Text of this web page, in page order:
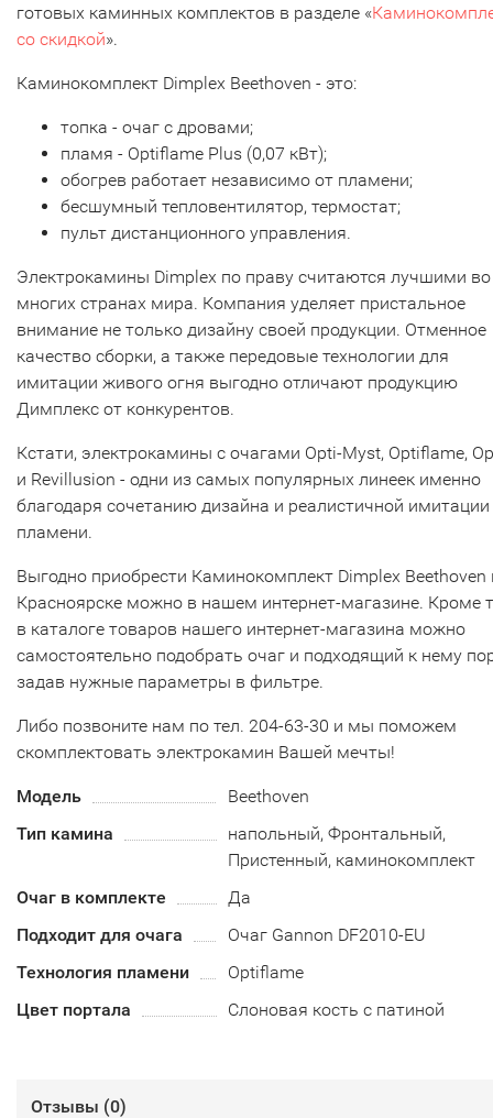
готовых каминных комплектов в разделе «
со скидкой».
Каминокомплект Dimplex Beethoven - это:
топка - очаг с дровами;
пламя - Optiflame Plus (0,07 кВт);
обогрев работает независимо от пламени;
бесшумный тепловентилятор, термостат;
пульт дистанционного управления.
Электрокамины Dimplex по праву считаются лучшими во
многих странах мира. Компания уделяет пристальное
внимание не только дизайну своей продукции. Отменное
качество сборки, а также передовые технологии для
имитации живого огня выгодно отличают продукцию
Димплекс от конкурентов.
Кстати, электрокамины с очагами Opti-Myst, Optiflame,
и Revillusion - одни из самых популярных линеек именно
благодаря сочетанию дизайна и реалистичной имитации
пламени.
Выгодно приобрести Каминокомплект Dimplex Beethoven
Красноярске можно в нашем интернет-магазине. Кроме
в каталоге товаров нашего интернет-магазина можно
самостоятельно подобрать очаг и подходящий к нему
задав нужные параметры в фильтре.
Либо позвоните нам по тел. 204-63-30 и мы поможем
скомплектовать электрокамин Вашей мечты!
Модель
Beethoven
Тип камина
напольный, Фронтальный,
Пристенный, каминокомплект
Очаг в комплекте
Да
Подходит для очага
Очаг Gannon DF2010-EU
Технология пламени
Optiflame
Цвет портала
Слоновая кость с патиной
Отзывы (0)